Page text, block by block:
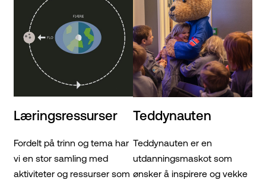
Læringsressurser
Fordelt på trinn og tema har
vi en stor samling med
aktiviteter og ressurser som
Teddynauten
Teddynauten er en
utdanningsmaskot som
ønsker å inspirere og vekke